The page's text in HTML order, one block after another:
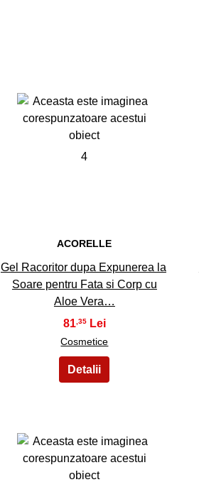
4
ACORELLE
Gel Racoritor dupa Expunerea la
Soare pentru Fata si Corp cu
Aloe Vera…
81,35
Cosmetice